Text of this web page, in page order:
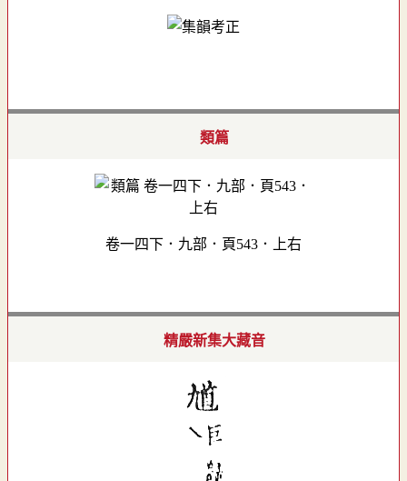
類篇
卷一四下．九部．頁543．上右
精嚴新集大藏音